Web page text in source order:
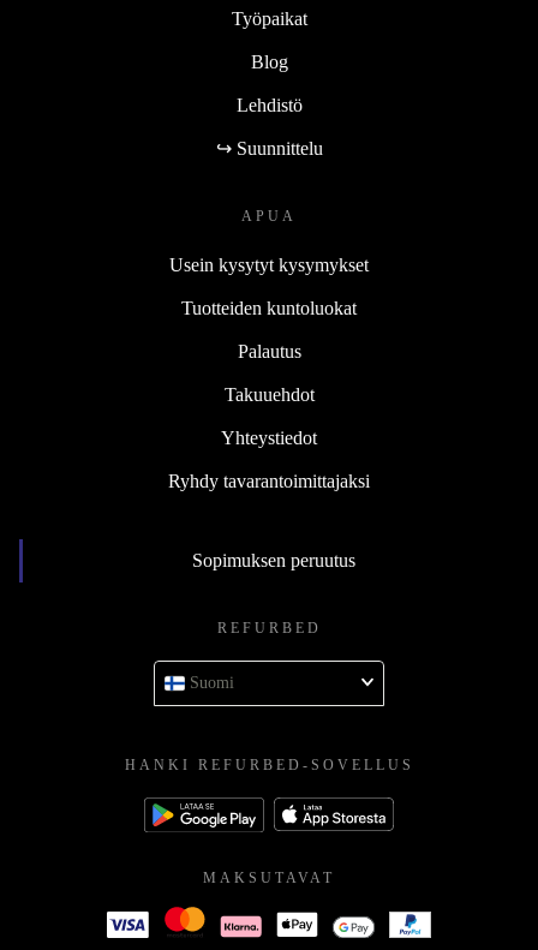
Työpaikat
Blog
Lehdistö
↪ Suunnittelu
APUA
Usein kysytyt kysymykset
Tuotteiden kuntoluokat
Palautus
Takuuehdot
Yhteystiedot
Ryhdy tavarantoimittajaksi
Sopimuksen peruutus
REFURBED
Suomi
HANKI REFURBED-SOVELLUS
MAKSUTAVAT